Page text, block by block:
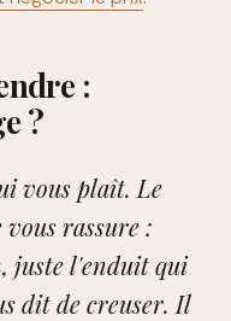
:
?
vous plaît. Le
rassure :
juste l'enduit qui
dit de creuser. Il